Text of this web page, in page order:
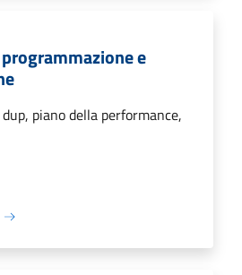
e
piano della performance,